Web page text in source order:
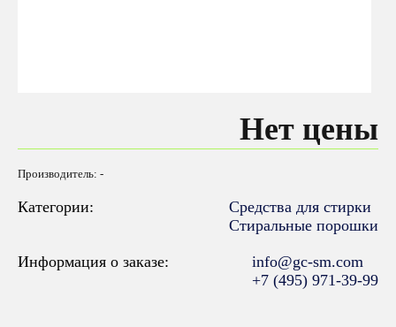
Нет цены
Производитель: -
Категории:
Средства для стирки
Стиральные порошки
Информация о заказе:
info@gc-sm.com
+7 (495) 971-39-99